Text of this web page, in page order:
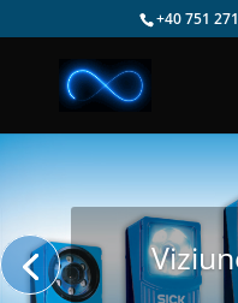
+40 751